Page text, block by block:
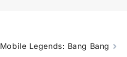
Mobile Legends: Bang Bang